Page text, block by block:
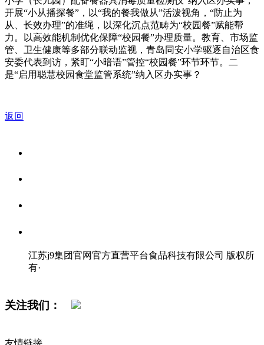
开展“小从播探餐”，以“我的餐我做从”活泼视角，“防止为
从、长效办理”的准绳，以深化沉点范畴为“校园餐”赋能帮
力。以高效能机制优化保障“校园餐”办理质量。教育、市场监
管、卫生健康等多部分联动监视，青岛同安小学驱逐自治区食
安委代表到访，紧盯“小暗语”管控“校园餐”环节环节。二
是“启用聪慧校园食堂监管系统”纳入区办实事？
返回
江苏j9集团官网官方直营平台食品科技有限公司 版权所
有·
关注我们：
友情链接